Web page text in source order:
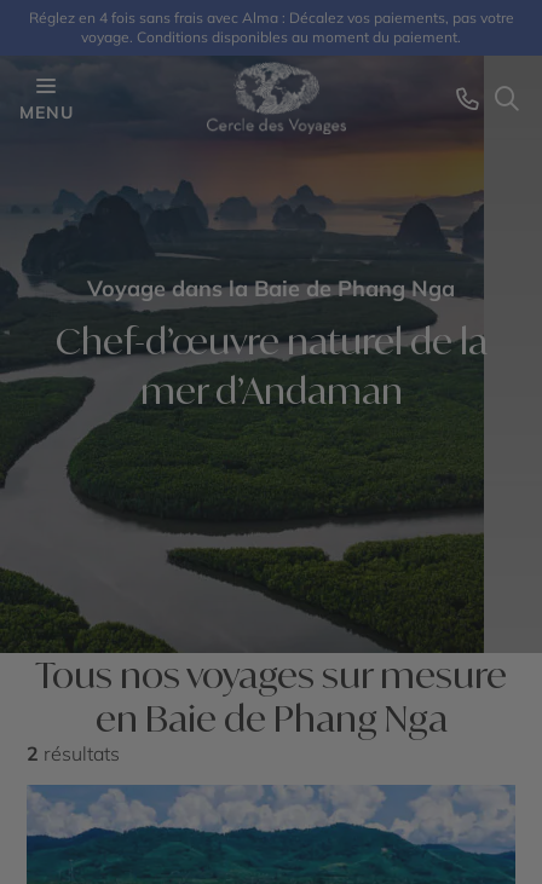
Réglez en 4 fois sans frais avec Alma : Décalez vos paiements, pas votre
voyage. Conditions disponibles au moment du paiement.
MENU
Voyage dans la Baie de Phang Nga
Chef-d’œuvre naturel de la
mer d’Andaman
Tous nos voyages sur mesure
en Baie de Phang Nga
2 résultats